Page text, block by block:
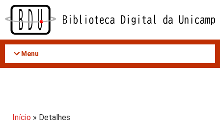
Acessar
conteúdo
Menu
Início » Detalhes